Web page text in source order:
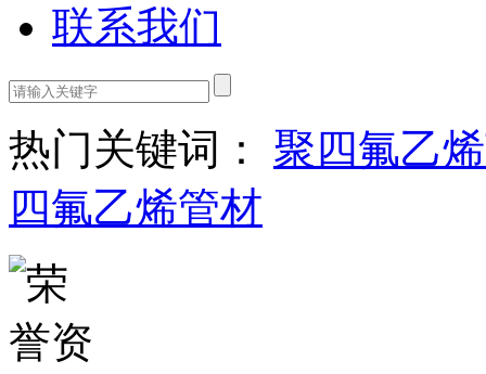
联系我们
热门关键词： 聚四氟乙
四氟乙烯管材